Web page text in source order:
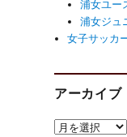
浦女ユー
浦女ジュ
女子サッカ
アーカイブ
ア